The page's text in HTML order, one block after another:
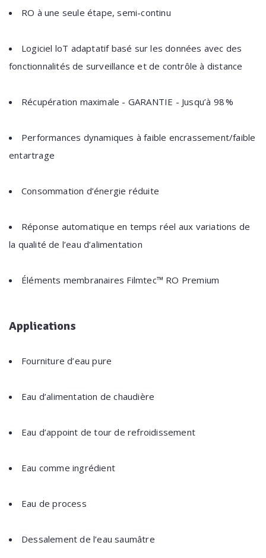
RO à une seule étape, semi-continu
Logiciel loT adaptatif basé sur les données avec des
fonctionnalités de surveillance et de contrôle à distance
Récupération maximale - GARANTIE - Jusqu’à 98 %
Performances dynamiques à faible encrassement/faible
entartrage
Consommation d’énergie réduite
Réponse automatique en temps réel aux variations de
la qualité de l’eau d’alimentation
Éléments membranaires Filmtec™ RO Premium
Applications
Fourniture d’eau pure
Eau d’alimentation de chaudière
Eau d’appoint de tour de refroidissement
Eau comme ingrédient
Eau de process
Dessalement de l’eau saumâtre